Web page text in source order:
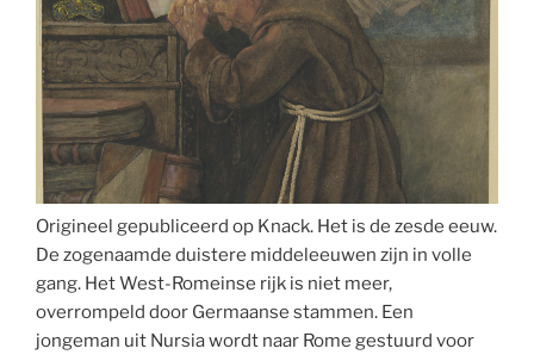
je
vindt
dat
er
geen
plaats
voor
hen
in
je
land”
Origineel gepubliceerd op Knack. Het is de zesde eeuw.
De zogenaamde duistere middeleeuwen zijn in volle
gang. Het West-Romeinse rijk is niet meer,
overrompeld door Germaanse stammen. Een
jongeman uit Nursia wordt naar Rome gestuurd voor